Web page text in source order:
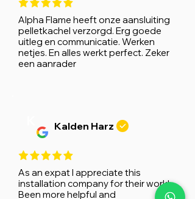
Alpha Flame heeft onze aansluiting
pelletkachel verzorgd. Erg goede
uitleg en communicatie. Werken
netjes. En alles werkt perfect. Zeker
een aanrader
Kalden Harz
As an expat I appreciate this
installation company for their work!
Been more helpful and